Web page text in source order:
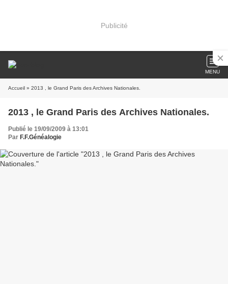
Publicité
MENU
Accueil » 2013 , le Grand Paris des Archives Nationales.
2013 , le Grand Paris des Archives Nationales.
Publié le 19/09/2009 à 13:01
Par F.F.Généalogie